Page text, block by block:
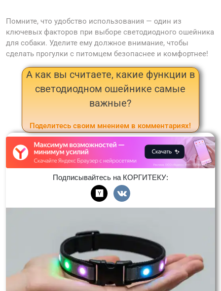
Помните, что удобство использования — один из
ключевых факторов при выборе светодиодного ошейника
для собаки. Уделите ему должное внимание, чтобы
сделать прогулки с питомцем безопаснее и комфортнее!
А как вы считаете, какие функции в
светодиодном ошейнике самые
важные?
Поделитесь своим мнением в комментариях!
Подписывайтесь на КОРГИТЕКУ: